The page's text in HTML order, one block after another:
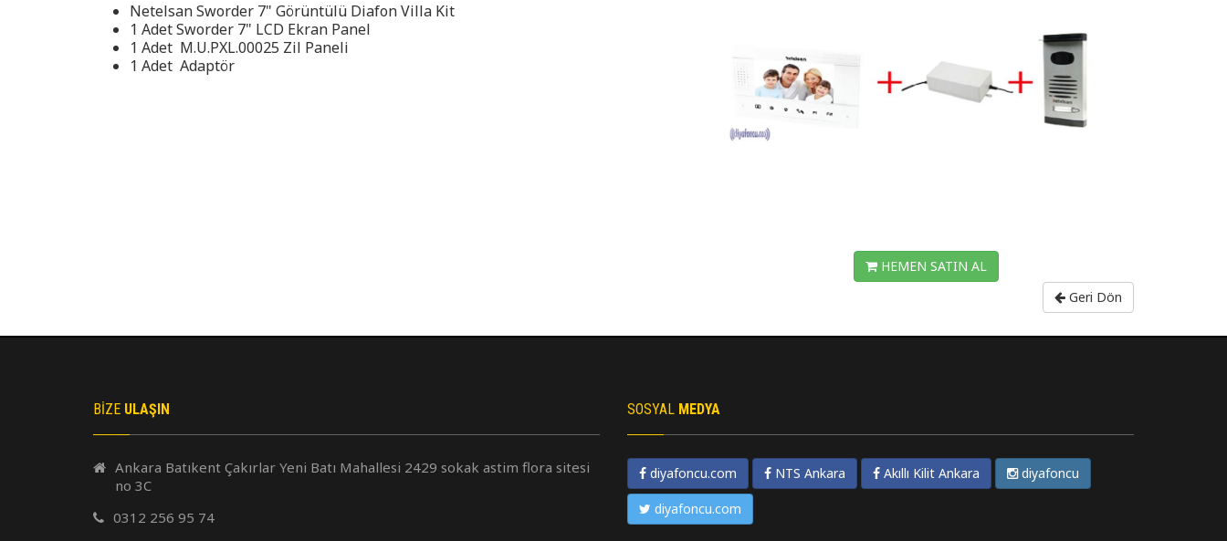
HEMEN SATIN AL
Netelsan Sworder 7" Görüntülü Diafon Villa Kit
1 Adet Sworder 7" LCD Ekran Panel
1 Adet M.U.PXL.00025 Zil Paneli
1 Adet Adaptör
Geri Dön
BIZE ULAŞIN
Ankara Batıkent Çakırlar Yeni Batı Mahallesi 2429 sokak astim flora sitesi
no 3C
0312 256 95 74
SOSYAL MEDYA
diyafoncu.com NTS Ankara Akıllı Kilit Ankara diyafoncu
diyafoncu.com